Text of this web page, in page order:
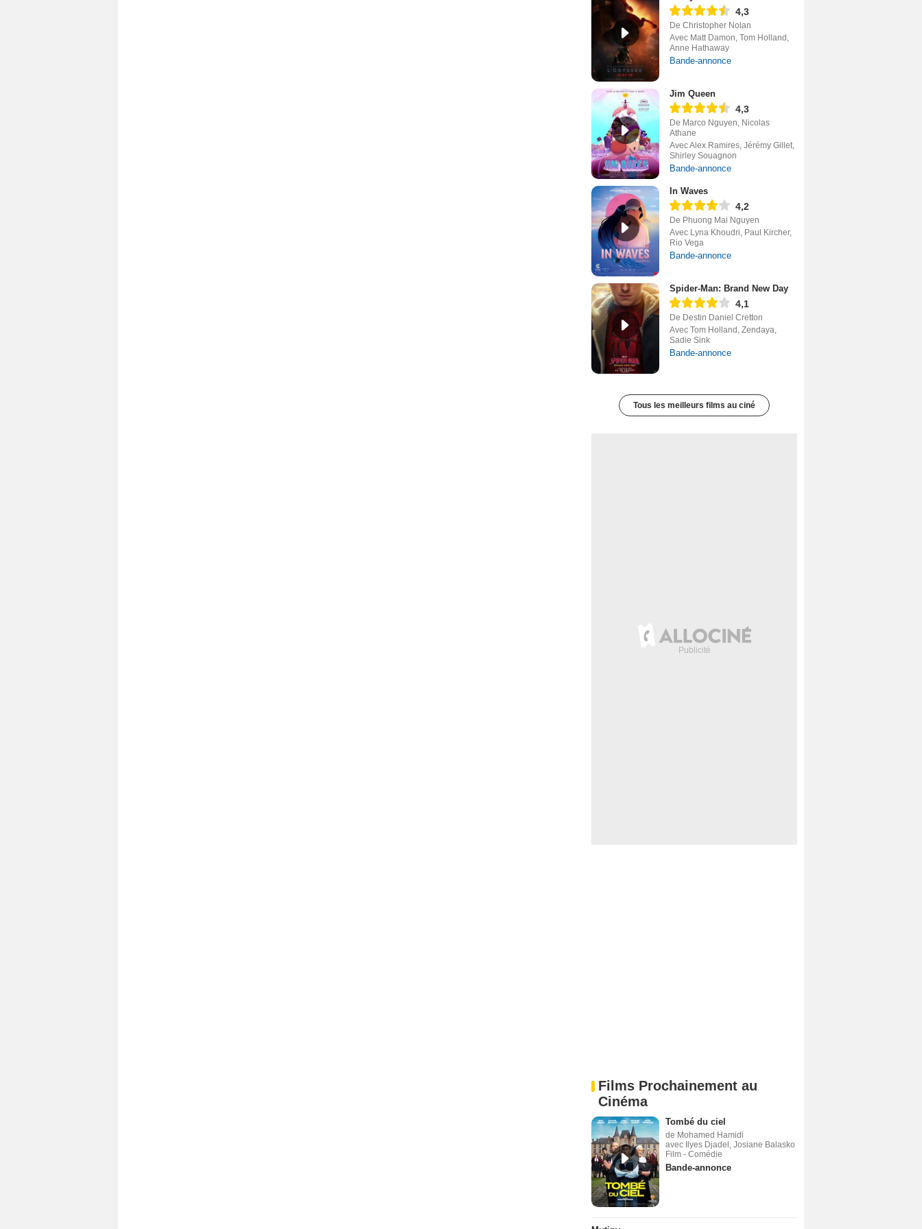
4,3
De Christopher Nolan
Avec Matt Damon, Tom Holland,
Anne Hathaway
Bande-annonce
Jim Queen
4,3
De Marco Nguyen, Nicolas
Athane
Avec Alex Ramires, Jérémy Gillet,
Shirley Souagnon
Bande-annonce
In Waves
4,2
De Phuong Mai Nguyen
Avec Lyna Khoudri, Paul Kircher,
Rio Vega
Bande-annonce
Spider-Man: Brand New Day
4,1
De Destin Daniel Cretton
Avec Tom Holland, Zendaya,
Sadie Sink
Bande-annonce
Tous les meilleurs films au ciné
Films Prochainement au
Cinéma
Tombé du ciel
de Mohamed Hamidi
avec Ilyes Djadel, Josiane Balasko
Film - Comédie
Bande-annonce